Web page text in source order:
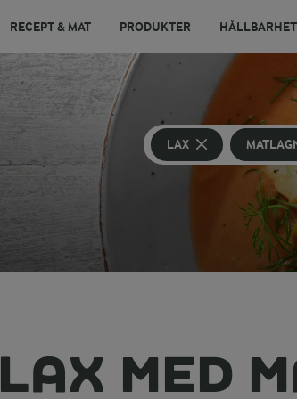
RECEPT & MAT PRODUKTER HÅLLBARHET
LAX
LAX MED